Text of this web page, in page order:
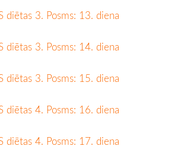
diētas 3. Posms: 13. diena
diētas 3. Posms: 14. diena
diētas 3. Posms: 15. diena
diētas 4. Posms: 16. diena
diētas 4. Posms: 17. diena